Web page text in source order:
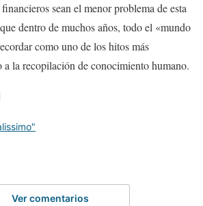
sean el menor problema de esta
dentro de muchos años, todo el «mundo
como uno de los hitos más
a la recopilación de conocimiento humano.
Ver comentarios